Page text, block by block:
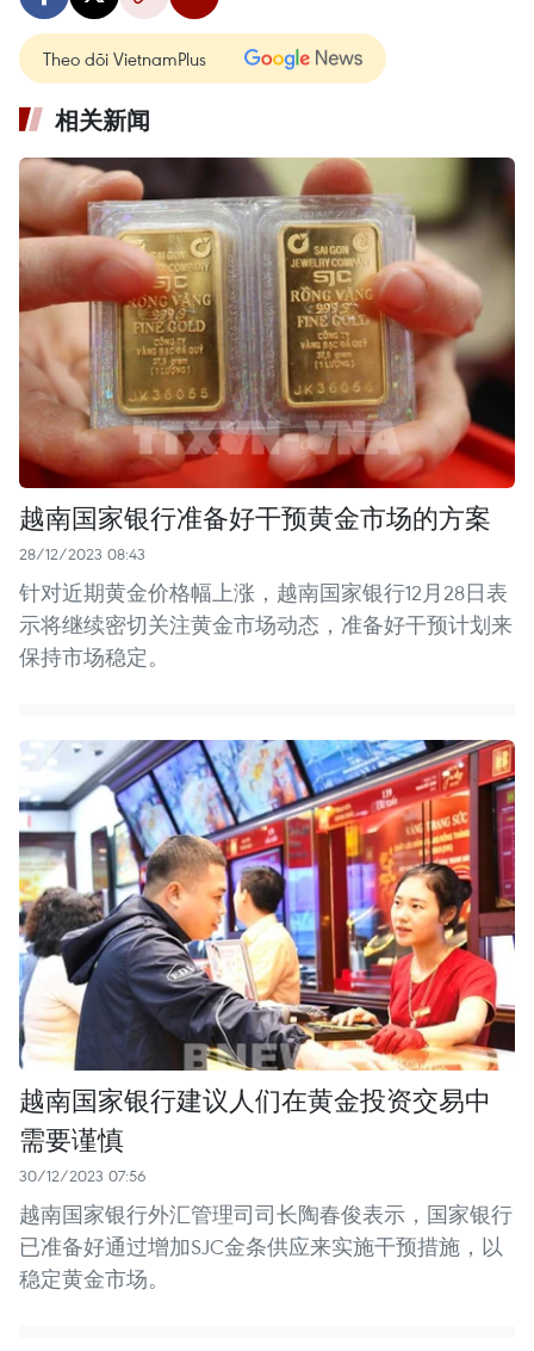
Theo dõi VietnamPlus
相关新闻
越南国家银行准备好干预黄金市场的方案
28/12/2023 08:43
针对近期黄金价格幅上涨，越南国家银行12月28日表
示将继续密切关注黄金市场动态，准备好干预计划来
保持市场稳定。
越南国家银行建议人们在黄金投资交易中
需要谨慎
30/12/2023 07:56
越南国家银行外汇管理司司长陶春俊表示，国家银行
已准备好通过增加SJC金条供应来实施干预措施，以
稳定黄金市场。